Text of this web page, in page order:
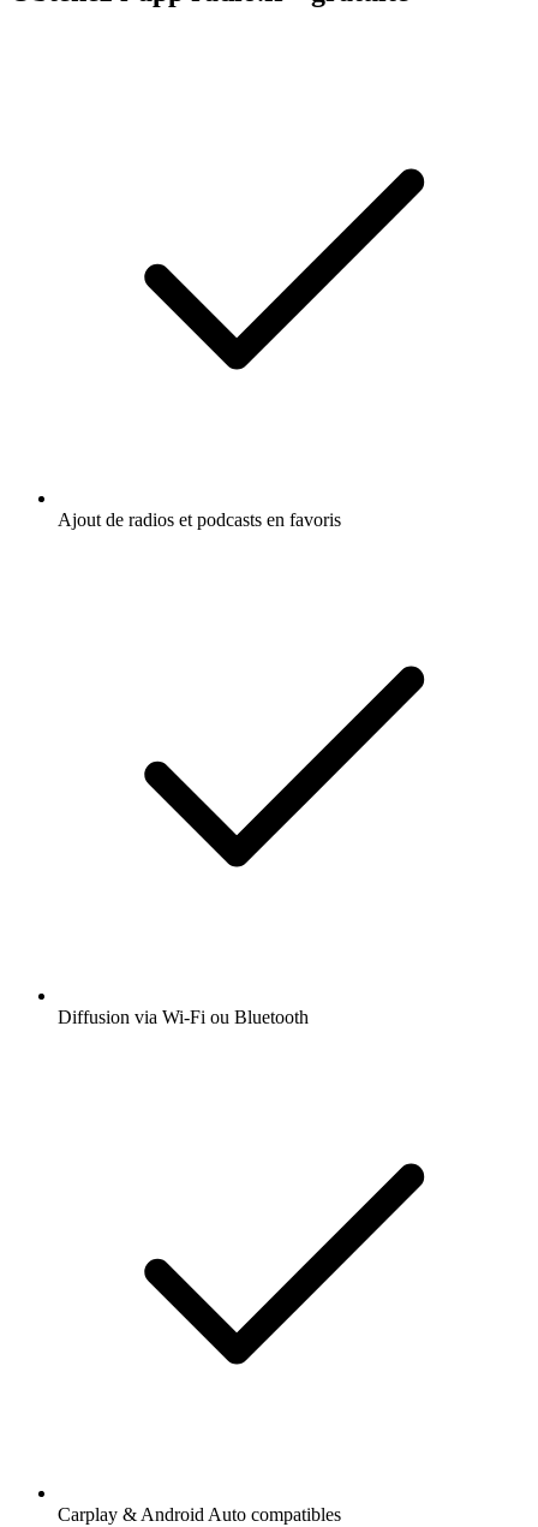
Ajout de radios et podcasts en favoris
Diffusion via Wi-Fi ou Bluetooth
Carplay & Android Auto compatibles